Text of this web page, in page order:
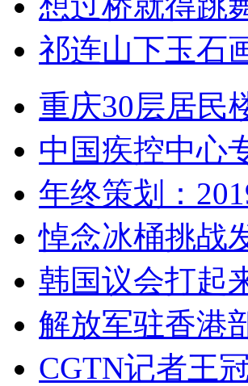
祁连山下玉石
重庆30层居
中国疾控中心
年终策划：
悼念冰桶挑战
韩国议会打起
解放军驻香港
CGTN记者王